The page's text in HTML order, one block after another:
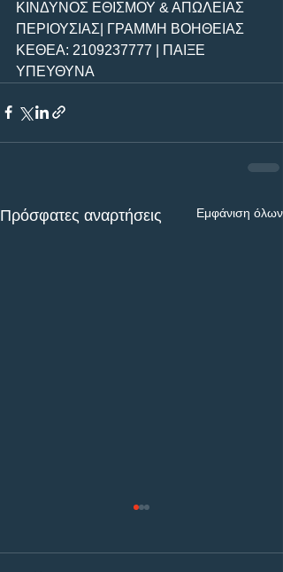
ΚΙΝΔΥΝΟΣ ΕΘΙΣΜΟΥ & ΑΠΩΛΕΙΑΣ
ΠΕΡΙΟΥΣΙΑΣ| ΓΡΑΜΜΗ ΒΟΗΘΕΙΑΣ
ΚΕΘΕΑ: 2109237777 | ΠΑΙΞΕ
ΥΠΕΥΘΥΝΑ
Πρόσφατες αναρτήσεις Εμφάνιση όλων